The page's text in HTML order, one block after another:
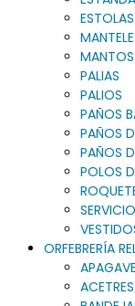
PALIAS
PALIOS
PAÑOS
PAÑOS
PAÑOS
POLOS
ORFEBRERÍA